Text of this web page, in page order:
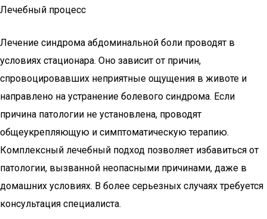
Лечебный процесс
Лечение синдрома абдоминальной боли проводят в
условиях стационара. Оно зависит от причин,
спровоцировавших неприятные ощущения в животе и
направлено на устранение болевого синдрома. Если
причина патологии не установлена, проводят
общеукрепляющую и симптоматическую терапию.
Комплексный лечебный подход позволяет избавиться от
патологии, вызванной неопасными причинами, даже в
домашних условиях. В более серьезных случаях требуется
консультация специалиста.